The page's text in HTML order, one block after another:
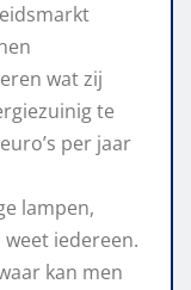
wat zij
te
per jaar
lampen,
iedereen.
kan men